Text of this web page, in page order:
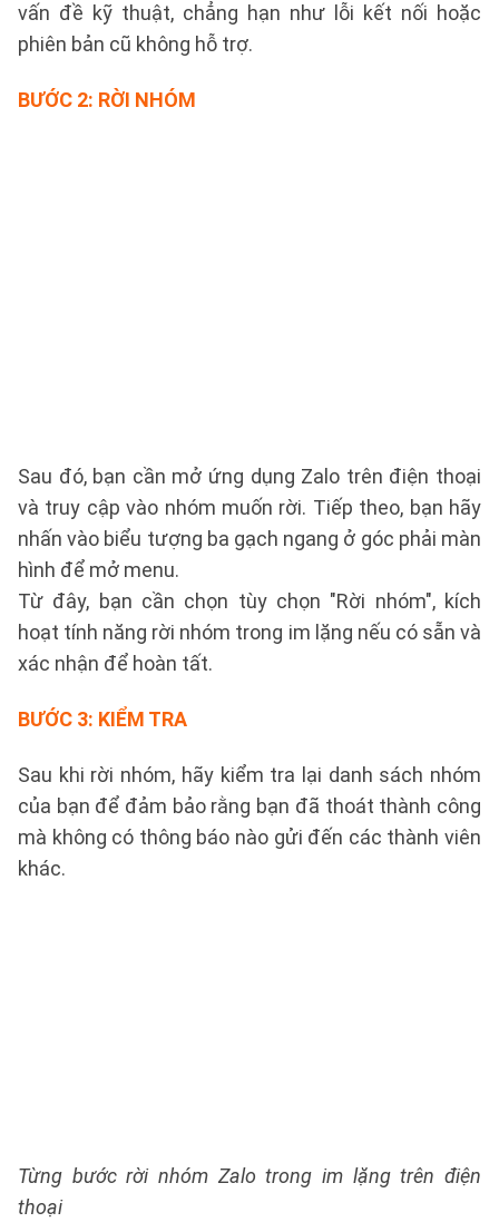
vấn đề kỹ thuật, chẳng hạn như lỗi kết nối hoặc
phiên bản cũ không hỗ trợ.
BƯỚC 2: RỜI NHÓM
Sau đó, bạn cần mở ứng dụng Zalo trên điện thoại
và truy cập vào nhóm muốn rời. Tiếp theo, bạn hãy
nhấn vào biểu tượng ba gạch ngang ở góc phải màn
hình để mở menu.
Từ đây, bạn cần chọn tùy chọn "Rời nhóm", kích
hoạt tính năng rời nhóm trong im lặng nếu có sẵn và
xác nhận để hoàn tất.
BƯỚC 3: KIỂM TRA
Sau khi rời nhóm, hãy kiểm tra lại danh sách nhóm
của bạn để đảm bảo rằng bạn đã thoát thành công
mà không có thông báo nào gửi đến các thành viên
khác.
Từng bước rời nhóm Zalo trong im lặng trên điện
thoại